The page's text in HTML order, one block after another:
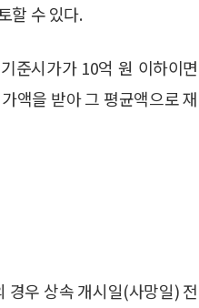
할 수 있다.
준시가가 10억 원 이하이면
액을 받아 그 평균액으로 재
경우 상속 개시일(사망일) 전